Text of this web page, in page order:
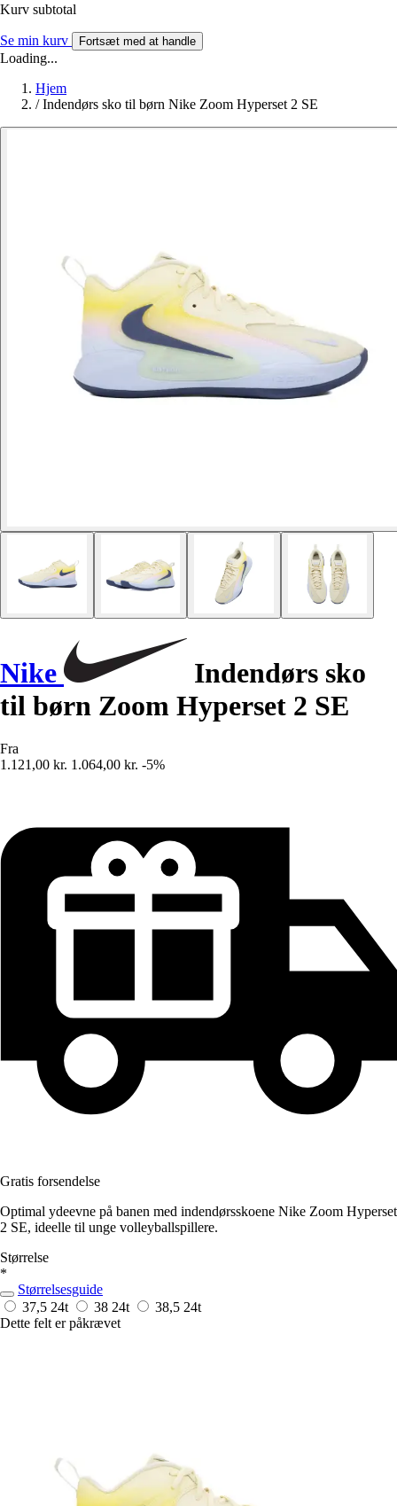
Kurv subtotal
Se min kurv Fortsæt med at handle
Loading...
Hjem
/ Indendørs sko til børn Nike Zoom Hyperset 2 SE
Nike
Indendørs sko
til børn Zoom Hyperset 2 SE
Fra
1.121,00 kr. 1.064,00 kr. -5%
Gratis forsendelse
Optimal ydeevne på banen med indendørsskoene Nike Zoom Hyperset
2 SE, ideelle til unge volleyballspillere.
Størrelse
*
Størrelsesguide
37,5 24t 38 24t 38,5 24t
Dette felt er påkrævet